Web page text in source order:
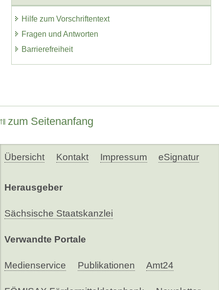
Hilfe zum Vorschriftentext
Fragen und Antworten
Barrierefreiheit
zum Seitenanfang
Übersicht Kontakt Impressum eSignatur
Herausgeber
Sächsische Staatskanzlei
Verwandte Portale
Medienservice Publikationen Amt24